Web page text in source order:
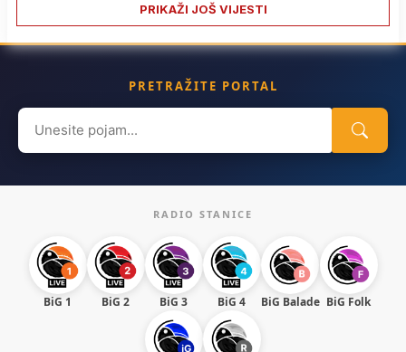
PRIKAŽI JOŠ VIJESTI
PRETRAŽITE PORTAL
Search
for:
RADIO STANICE
BiG 1 BiG 2 BiG 3 BiG 4 BiG Balade BiG Folk